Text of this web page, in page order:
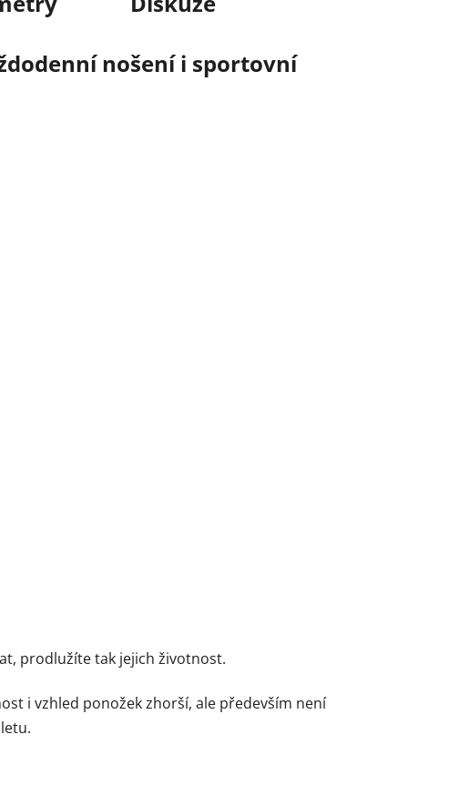
nošení i sportovní
prodlužíte tak jejich životnost.
i vzhled ponožek zhorší, ale především není